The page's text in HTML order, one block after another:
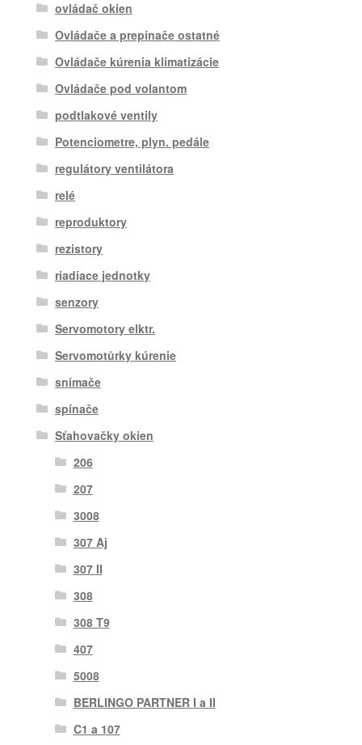
ovládač okien
Ovládače a prepínače ostatné
Ovládače kúrenia klimatizácie
Ovládače pod volantom
podtlakové ventily
Potenciometre, plyn. pedále
regulátory ventilátora
relé
reproduktory
rezistory
riadiace jednotky
senzory
Servomotory elktr.
Servomotůrky kúrenie
snímače
spínače
Sťahovačky okien
206
207
3008
307 Aj
307 II
308
308 T9
407
5008
BERLINGO PARTNER I a II
C1 a 107